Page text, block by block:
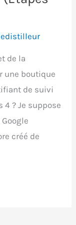
de la
une boutique
de suivi
4 ? Je suppose
créé de